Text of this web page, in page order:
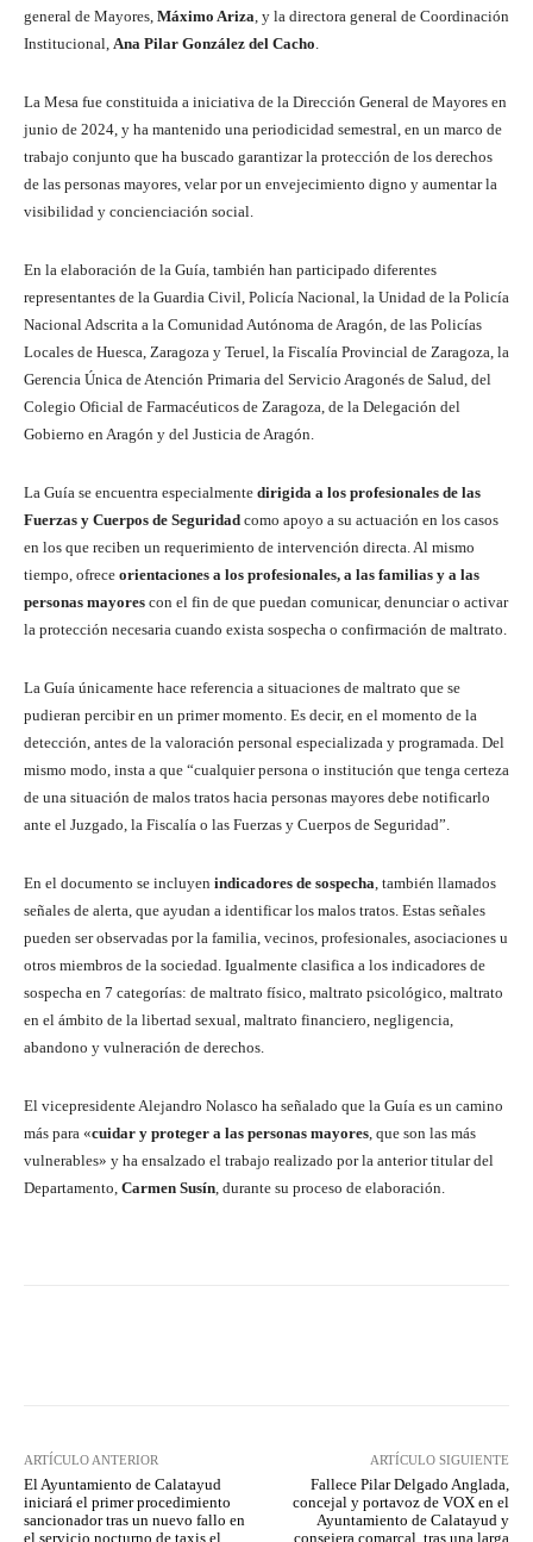
general de Mayores, Máximo Ariza, y la directora general de Coordinación
Institucional, Ana Pilar González del Cacho.
La Mesa fue constituida a iniciativa de la Dirección General de Mayores en
junio de 2024, y ha mantenido una periodicidad semestral, en un marco de
trabajo conjunto que ha buscado garantizar la protección de los derechos
de las personas mayores, velar por un envejecimiento digno y aumentar la
visibilidad y concienciación social.
En la elaboración de la Guía, también han participado diferentes
representantes de la Guardia Civil, Policía Nacional, la Unidad de la Policía
Nacional Adscrita a la Comunidad Autónoma de Aragón, de las Policías
Locales de Huesca, Zaragoza y Teruel, la Fiscalía Provincial de Zaragoza, la
Gerencia Única de Atención Primaria del Servicio Aragonés de Salud, del
Colegio Oficial de Farmacéuticos de Zaragoza, de la Delegación del
Gobierno en Aragón y del Justicia de Aragón.
La Guía se encuentra especialmente dirigida a los profesionales de las
Fuerzas y Cuerpos de Seguridad como apoyo a su actuación en los casos
en los que reciben un requerimiento de intervención directa. Al mismo
tiempo, ofrece orientaciones a los profesionales, a las familias y a las
personas mayores con el fin de que puedan comunicar, denunciar o activar
la protección necesaria cuando exista sospecha o confirmación de maltrato.
La Guía únicamente hace referencia a situaciones de maltrato que se
pudieran percibir en un primer momento. Es decir, en el momento de la
detección, antes de la valoración personal especializada y programada. Del
mismo modo, insta a que “cualquier persona o institución que tenga certeza
de una situación de malos tratos hacia personas mayores debe notificarlo
ante el Juzgado, la Fiscalía o las Fuerzas y Cuerpos de Seguridad”.
En el documento se incluyen indicadores de sospecha, también llamados
señales de alerta, que ayudan a identificar los malos tratos. Estas señales
pueden ser observadas por la familia, vecinos, profesionales, asociaciones u
otros miembros de la sociedad. Igualmente clasifica a los indicadores de
sospecha en 7 categorías: de maltrato físico, maltrato psicológico, maltrato
en el ámbito de la libertad sexual, maltrato financiero, negligencia,
abandono y vulneración de derechos.
El vicepresidente Alejandro Nolasco ha señalado que la Guía es un camino
más para «cuidar y proteger a las personas mayores, que son las más
vulnerables» y ha ensalzado el trabajo realizado por la anterior titular del
Departamento, Carmen Susín, durante su proceso de elaboración.
ARTÍCULO ANTERIOR
El Ayuntamiento de Calatayud
iniciará el primer procedimiento
sancionador tras un nuevo fallo en
el servicio nocturno de taxis el
ARTÍCULO SIGUIENTE
Fallece Pilar Delgado Anglada,
concejal y portavoz de VOX en el
Ayuntamiento de Calatayud y
consejera comarcal, tras una larga